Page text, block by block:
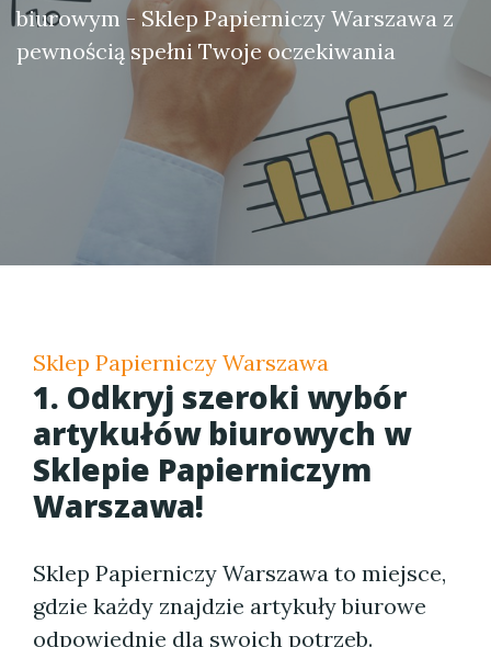
biurowym - Sklep Papierniczy Warszawa z
pewnością spełni Twoje oczekiwania
Sklep Papierniczy Warszawa
1. Odkryj szeroki wybór
artykułów biurowych w
Sklepie Papierniczym
Warszawa!
Sklep Papierniczy Warszawa to miejsce,
gdzie każdy znajdzie artykuły biurowe
odpowiednie dla swoich potrzeb.